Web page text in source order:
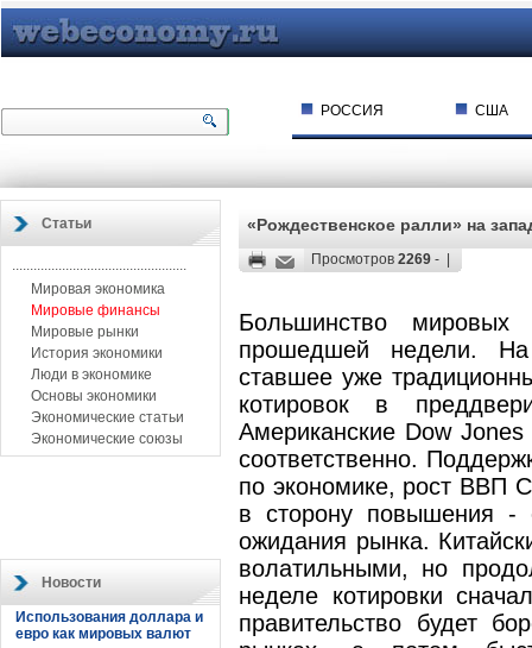
РОССИЯ США
Статьи
.................................................
Мировая экономика
Мировые финансы
Мировые рынки
История экономики
Люди в экономике
Основы экономики
Экономические статьи
Экономические союзы
Новости
Использования доллара и
евро как мировых валют
«Рождественское ралли» на
Просмотров 2269 - |
Большинство
прошедшей недели. На
ставшее уже
котировок в
Американские Dow
соответственно.
по экономике, рост ВВП
в сторону повышения
ожидания рынка.
волатильными, но
неделе котировки
правительство будет